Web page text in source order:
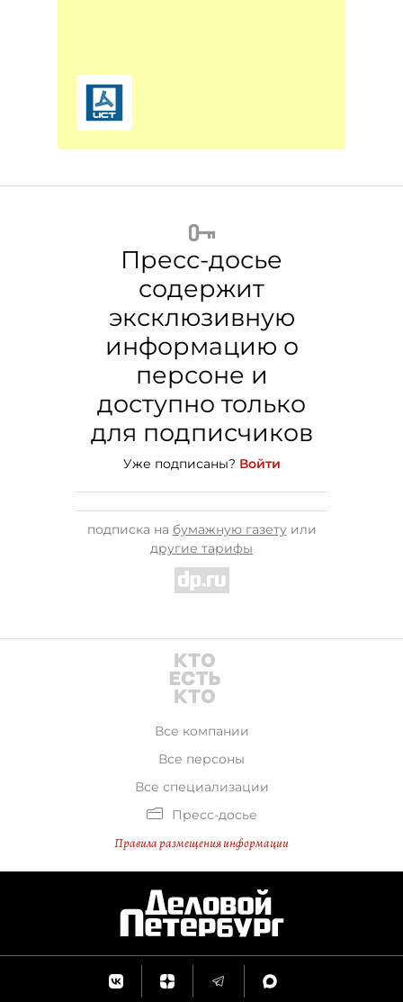
Пресс-досье
содержит
эксклюзивную
информацию о
персоне и
доступно только
для подписчиков
Уже подписаны? Войти
подписка на бумажную газетуили
другие тарифы
Все компании
Все персоны
Все специализации
Пресс-досье
Правила размещения информации